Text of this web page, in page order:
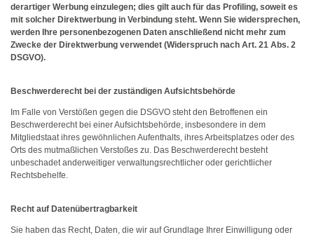
derartiger Werbung einzulegen; dies gilt auch für das Profiling, soweit es
mit solcher Direktwerbung in Verbindung steht. Wenn Sie widersprechen,
werden Ihre personenbezogenen Daten anschließend nicht mehr zum
Zwecke der Direktwerbung verwendet (Widerspruch nach Art. 21 Abs. 2
DSGVO).
Beschwerderecht bei der zuständigen Aufsichtsbehörde
Im Falle von Verstößen gegen die DSGVO steht den Betroffenen ein
Beschwerderecht bei einer Aufsichtsbehörde, insbesondere in dem
Mitgliedstaat ihres gewöhnlichen Aufenthalts, ihres Arbeitsplatzes oder des
Orts des mutmaßlichen Verstoßes zu. Das Beschwerderecht besteht
unbeschadet anderweitiger verwaltungsrechtlicher oder gerichtlicher
Rechtsbehelfe.
Recht auf Datenübertragbarkeit
Sie haben das Recht, Daten, die wir auf Grundlage Ihrer Einwilligung oder